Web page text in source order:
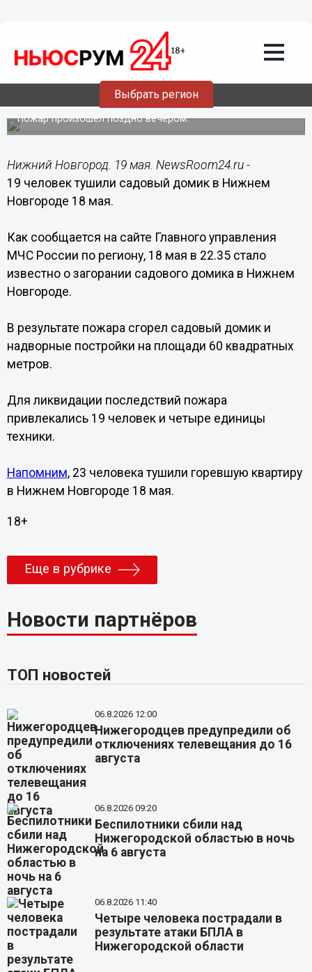
Выбрать регион
19.05.201509:09
19 человек тушили садовый домик в
Нижнем Новгороде 18 мая
Пожар произошел поздно вечером.
Нижний Новгород. 19 мая. NewsRoom24.ru -
19 человек тушили садовый домик в Нижнем
Новгороде 18 мая.
Как сообщается на сайте Главного управления
МЧС России по региону, 18 мая в 22.35 стало
известно о загорании садового домика в Нижнем
Новгороде.
В результате пожара сгорел садовый домик и
надворные постройки на площади 60 квадратных
метров.
Для ликвидации последствий пожара
привлекались 19 человек и четыре единицы
техники.
Напомним, 23 человека тушили горевшую квартиру
в Нижнем Новгороде 18 мая.
18+
Еще в рубрике
Новости партнёров
ТОП новостей
06.8.2026 12:00
Нижегородцев предупредили об
отключениях телевещания до 16
августа
06.8.2026 09:20
Беспилотники сбили над
Нижегородской областью в ночь
на 6 августа
06.8.2026 11:40
Четыре человека пострадали в
результате атаки БПЛА в
Нижегородской области